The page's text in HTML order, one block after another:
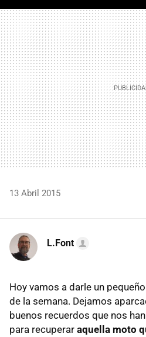
13 Abril 2015
L.Font
Hoy vamos a darle un
de la semana. Dejamos
buenos recuerdos que nos
para recuperar aquella moto